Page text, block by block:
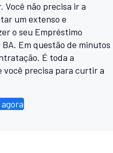
Você não precisa ir a
um extenso e
o seu Empréstimo
BA. Em questão de minutos
É toda a
você precisa para curtir a